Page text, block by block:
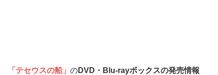
「テセウスの船」のDVD・Blu-rayボックスの発売情報